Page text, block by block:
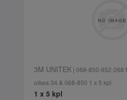
3M UNITEK| 068-850-952-268
oikea 34 & 068-850 1 x 5 kpl
1 x 5 kpl